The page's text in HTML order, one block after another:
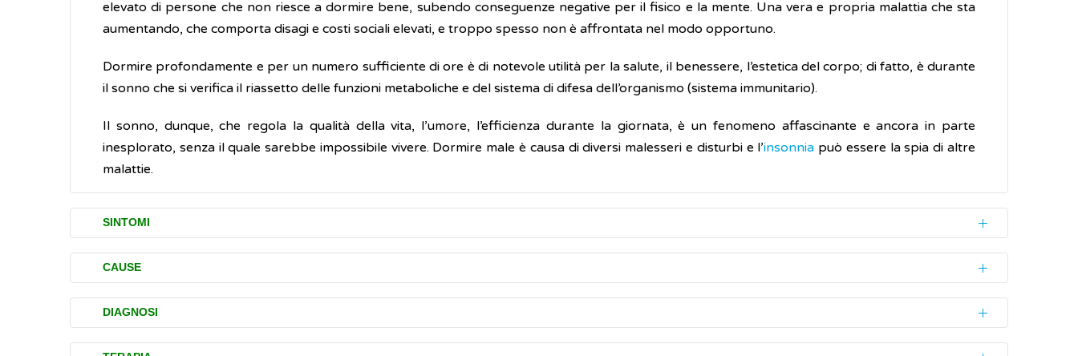
elevato di persone che non riesce a dormire bene, subendo conseguenze negative per il fisico e la mente. Una vera e propria malattia che sta
aumentando, che comporta disagi e costi sociali elevati, e troppo spesso non è affrontata nel modo opportuno.
Dormire profondamente e per un numero sufficiente di ore è di notevole utilità per la salute, il benessere, l’estetica del corpo; di fatto, è durante
il sonno che si verifica il riassetto delle funzioni metaboliche e del sistema di difesa dell’organismo (sistema immunitario).
Il sonno, dunque, che regola la qualità della vita, l’umore, l’efficienza durante la giornata, è un fenomeno affascinante e ancora in parte
inesplorato, senza il quale sarebbe impossibile vivere. Dormire male è causa di diversi malesseri e disturbi e l’insonnia può essere la spia di altre
malattie.
SINTOMI
Ilsonnambulismo
definitanon REM. Chi ne soffre compie movimenti o comportamenti a volte anche complessi senza però averne coscienza, continuando a
dormire e non ricordando nulla di quello che si è fatto il mattino seguente al risveglio: possono parlare, camminare, accendere la tv, vestirsi,
uscire di casa. Gli attacchi di sonnambulismo possono durare da pochi secondi ad alcuni minuti con una media di circa 6 minuti per episodio,
anche se sono stati riportati episodi di durata superiore a un'ora. Il fenomeno, che resta uno dei più misteriosi in assoluto, in alcuni casi ereditario,
CAUSE
Come già rilevato in precedenza sia il
generalizzata del sistema nervoso (arousal) degli stadi tre e quattro di sonno non REM; entrambe le forme sono caratterizzate da risvegli parziali
durante i quali si ha un’attivazione di movimenti. Alla base di questo fenomeno si suppone possa esserci un coinvolgimento dei meccanismi
DIAGNOSI